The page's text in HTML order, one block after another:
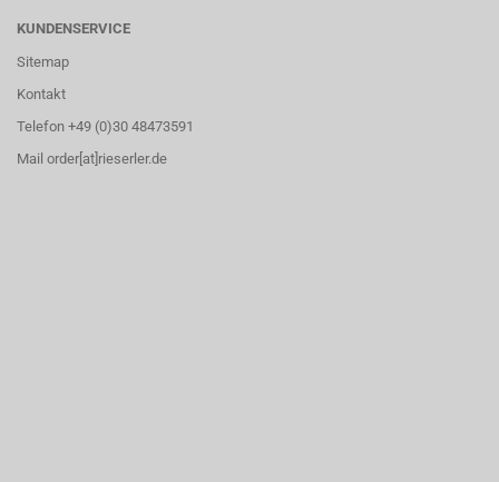
KUNDENSERVICE
Sitemap
Kontakt
Telefon +49 (0)30 48473591
Mail order[at]rieserler.de